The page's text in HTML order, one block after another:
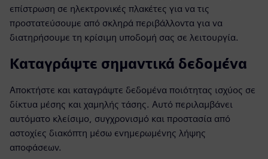
επίστρωση σε ηλεκτρονικές πλακέτες για να τις
προστατεύσουμε από σκληρά περιβάλλοντα για να
διατηρήσουμε τη κρίσιμη υποδομή σας σε λειτουργία.
Καταγράψτε σημαντικά δεδομένα
Αποκτήστε και καταγράψτε δεδομένα ποιότητας ισχύος σε
δίκτυα μέσης και χαμηλής τάσης. Αυτό περιλαμβάνει
αυτόματο κλείσιμο, συγχρονισμό και προστασία από
αστοχίες διακόπτη μέσω ενημερωμένης λήψης
αποφάσεων.